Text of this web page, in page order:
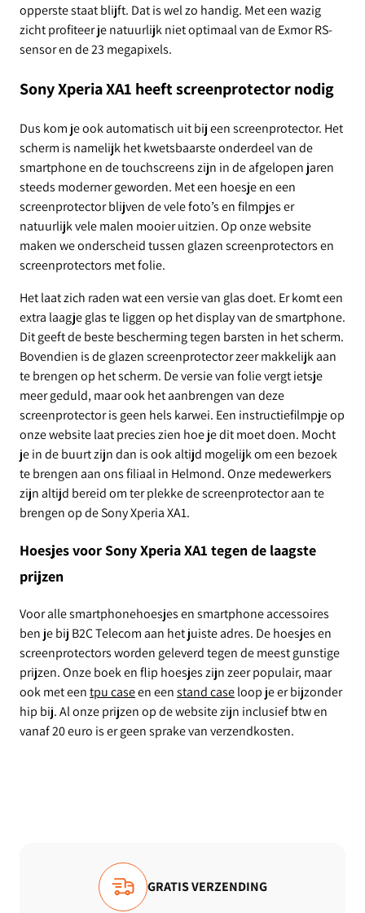
opperste staat blijft. Dat is wel zo handig. Met een wazig
zicht profiteer je natuurlijk niet optimaal van de Exmor RS-
sensor en de 23 megapixels.
Sony Xperia XA1 heeft screenprotector nodig
Dus kom je ook automatisch uit bij een screenprotector. Het
scherm is namelijk het kwetsbaarste onderdeel van de
smartphone en de touchscreens zijn in de afgelopen jaren
steeds moderner geworden. Met een hoesje en een
screenprotector blijven de vele foto’s en filmpjes er
natuurlijk vele malen mooier uitzien. Op onze website
maken we onderscheid tussen glazen screenprotectors en
screenprotectors met folie.
Het laat zich raden wat een versie van glas doet. Er komt een
extra laagje glas te liggen op het display van de smartphone.
Dit geeft de beste bescherming tegen barsten in het scherm.
Bovendien is de glazen screenprotector zeer makkelijk aan
te brengen op het scherm. De versie van folie vergt ietsje
meer geduld, maar ook het aanbrengen van deze
screenprotector is geen hels karwei. Een instructiefilmpje op
onze website laat precies zien hoe je dit moet doen. Mocht
je in de buurt zijn dan is ook altijd mogelijk om een bezoek
te brengen aan ons filiaal in Helmond. Onze medewerkers
zijn altijd bereid om ter plekke de screenprotector aan te
brengen op de Sony Xperia XA1.
Hoesjes voor Sony Xperia XA1 tegen de laagste
prijzen
Voor alle smartphonehoesjes en smartphone accessoires
ben je bij B2C Telecom aan het juiste adres. De hoesjes en
screenprotectors worden geleverd tegen de meest gunstige
prijzen. Onze boek en flip hoesjes zijn zeer populair, maar
ook met eentpu caseen eenstand caseloop je er bijzonder
hip bij. Al onze prijzen op de website zijn inclusief btw en
vanaf 20 euro is er geen sprake van verzendkosten.
GRATIS VERZENDING